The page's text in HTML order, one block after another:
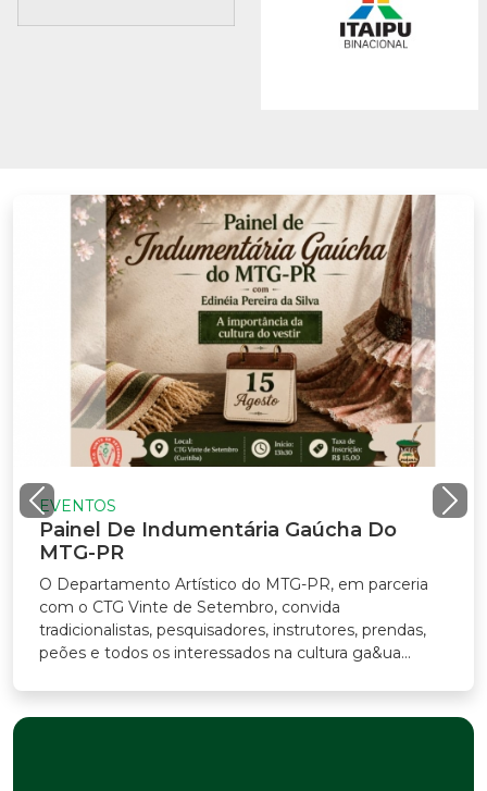
De Indumentária Gaúcha Do
PR
Artístico do MTG-PR, em parceria
o CTG Vinte de Setembro, convida
pesquisadores, instrutores, prendas,
e todos os interessados na cultura ga&ua...